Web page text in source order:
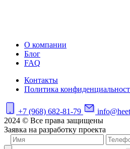
О компании
Блог
FAQ
Контакты
Политика
+7 (968) 682-81-79
2024 © Все права защищены
Заявка на разработку проекта